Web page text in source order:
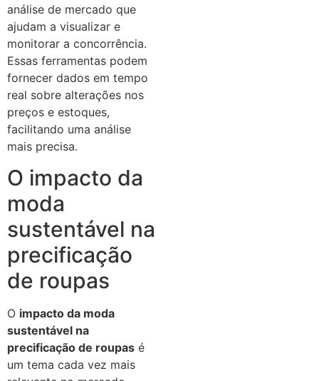
análise de mercado que
ajudam a visualizar e
monitorar a concorrência.
Essas ferramentas podem
fornecer dados em tempo
real sobre alterações nos
preços e estoques,
facilitando uma análise
mais precisa.
O impacto da
moda
sustentável na
precificação
de roupas
O impacto da moda
sustentável na
precificação de roupas é
um tema cada vez mais